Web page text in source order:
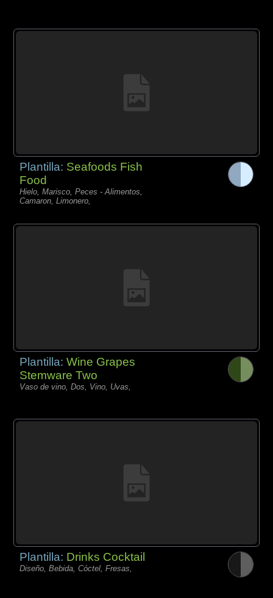
Plantilla: Seafoods Fish
Food
Hielo, Marisco, Peces - Alimentos,
Camaron, Limonero,
Plantilla:Wine Grapes
Stemware Two
Vaso de vino, Dos, Vino, Uvas,
Plantilla: Drinks Cocktail
Diseño, Bebida, Cóctel, Fresas,